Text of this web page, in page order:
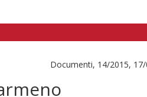
Documenti, 14/2015,